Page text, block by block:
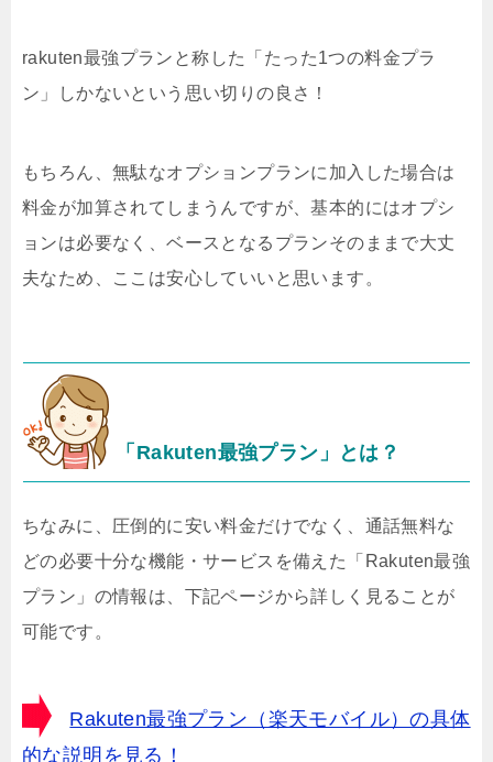
rakuten最強プランと称した「たった1つの料金プラ
ン」しかないという思い切りの良さ！
もちろん、無駄なオプションプランに加入した場合は
料金が加算されてしまうんですが、基本的にはオプシ
ョンは必要なく、ベースとなるプランそのままで大丈
夫なため、ここは安心していいと思います。
「Rakuten最強プラン」とは？
ちなみに、圧倒的に安い料金だけでなく、通話無料な
どの必要十分な機能・サービスを備えた「Rakuten最強
プラン」の情報は、下記ページから詳しく見ることが
可能です。
Rakuten最強プラン（楽天モバイル）の具体
的な説明を見る！